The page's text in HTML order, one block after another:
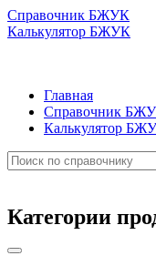
Справочник БЖУК
Калькулятор БЖУК
Главная
Справочник БЖУ
Калькулятор БЖУ
Категории